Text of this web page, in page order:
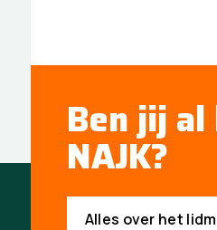
Ben jij
NAJK?
Alles over het